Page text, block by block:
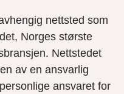
nettsted som
Norges største
Nettstedet
av en ansvarlig
ansvaret for